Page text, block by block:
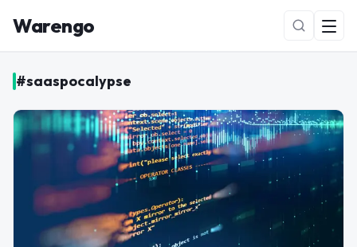
Warengo
NOVÉ
#saaspocalypse